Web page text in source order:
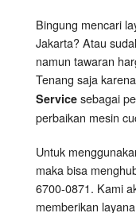
Bingung mencari
Jakarta? Atau
namun tawaran
Tenang saja
Service sebagai
perbaikan mesin
Untuk
maka bisa
6700-0871. Kami
memberikan